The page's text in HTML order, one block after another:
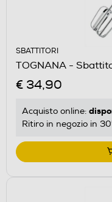
SBATTITORI
TOGNANA -
€ 34,90
Acquisto online:
Ritiro in negozio in